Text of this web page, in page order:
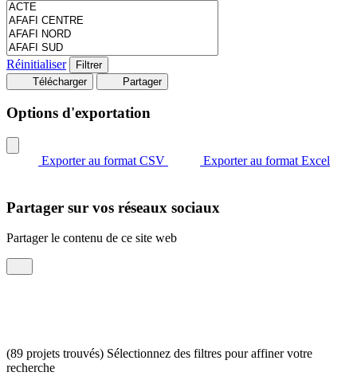
Réinitialiser
Télécharger Partager
Options d'exportation
Exporter au format CSV Exporter au format Excel
Partager sur vos réseaux sociaux
Partager le contenu de ce site web
(89 projets trouvés) Sélectionnez des filtres pour affiner votre
recherche